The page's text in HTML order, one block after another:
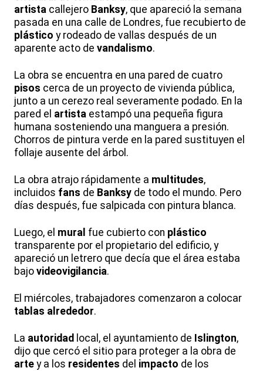
artista callejero Banksy, que apareció la semana
pasada en una calle de Londres, fue recubierto de
plástico y rodeado de vallas después de un
aparente acto de vandalismo.
La obra se encuentra en una pared de cuatro
pisos cerca de un proyecto de vivienda pública,
junto a un cerezo real severamente podado. En la
pared el artista estampó una pequeña figura
humana sosteniendo una manguera a presión.
Chorros de pintura verde en la pared sustituyen el
follaje ausente del árbol.
La obra atrajo rápidamente a multitudes,
incluidos fans de Banksy de todo el mundo. Pero
días después, fue salpicada con pintura blanca.
Luego, el mural fue cubierto con plástico
transparente por el propietario del edificio, y
apareció un letrero que decía que el área estaba
bajo videovigilancia.
El miércoles, trabajadores comenzaron a colocar
tablas alrededor.
La autoridad local, el ayuntamiento de Islington,
dijo que cercó el sitio para proteger a la obra de
arte y a los residentes del impacto de los